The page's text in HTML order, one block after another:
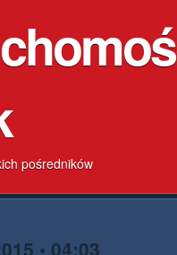
pośredników
• 04:03